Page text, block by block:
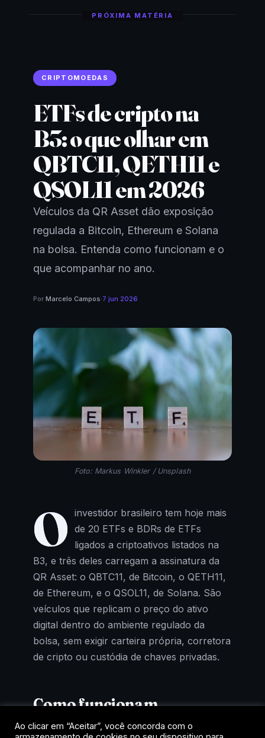
PRÓXIMA MATÉRIA
CRIPTOMOEDAS
ETFs de cripto na
B3: o que olhar em
QBTC11, QETH11 e
QSOL11 em 2026
Veículos da QR Asset dão exposição
regulada a Bitcoin, Ethereum e Solana
na bolsa. Entenda como funcionam e o
que acompanhar no ano.
Por Marcelo Campos·7 jun 2026
Foto: Markus Winkler / Unsplash
O investidor brasileiro tem hoje mais
de 20 ETFs e BDRs de ETFs
ligados a criptoativos listados na
B3, e três deles carregam a assinatura da
QR Asset: o QBTC11, de Bitcoin, o QETH11,
de Ethereum, e o QSOL11, de Solana. São
veículos que replicam o preço do ativo
digital dentro do ambiente regulado da
bolsa, sem exigir carteira própria, corretora
de cripto ou custódia de chaves privadas.
Como funcionam
Cada cota representa uma fração de um
Ao clicar em “Aceitar”, você concorda com o